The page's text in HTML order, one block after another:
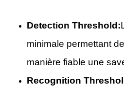
Detection Threshold:
minimale permettant
manière fiable une
Recognition